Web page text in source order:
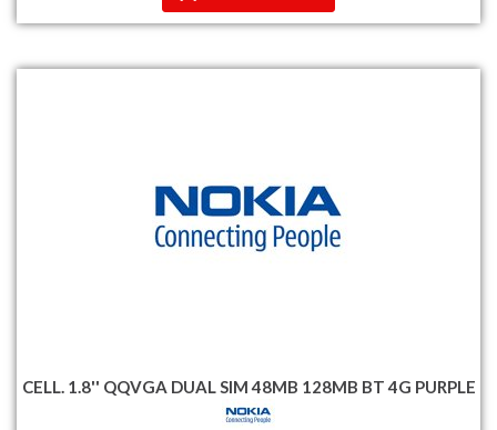
CELL. 1.8'' QQVGA DUAL SIM 48MB 128MB BT 4G PURPLE